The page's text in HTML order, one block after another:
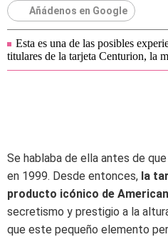
Añádenos en Google
Esta es una de las posibles
titulares de la tarjeta Centurion, la
Se hablaba de ella antes de
en 1999. Desde entonces, la
producto icónico de
secretismo y prestigio a la
que este pequeño elemento